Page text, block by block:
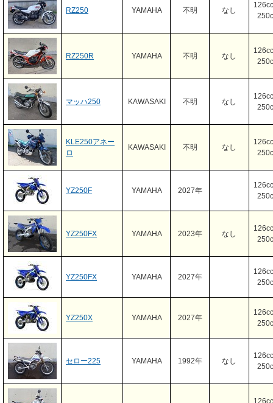
RZ250 YAMAHA 不明 なし
RZ250R YAMAHA 不明 なし
マッハ250 KAWASAKI 不明 なし
KLE250アネー
ロ
KAWASAKI 不明 なし
YZ250F YAMAHA 2027年
YZ250FX YAMAHA 2023年 なし
YZ250FX YAMAHA 2027年
YZ250X YAMAHA 2027年
セロー225 YAMAHA 1992年 なし